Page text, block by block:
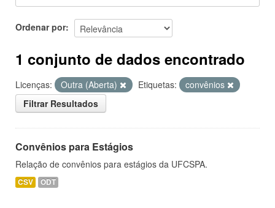
Sobre
Ordenar por
1 conjunto de dados encontrado
Licenças: Outra (Aberta) Etiquetas:
convênios
Filtrar Resultados
Convênios para Estágios
Relação de convênios para estágios da UFCSPA.
CSV ODT